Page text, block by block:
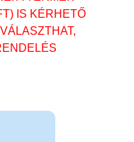
IS KÉRHETŐ